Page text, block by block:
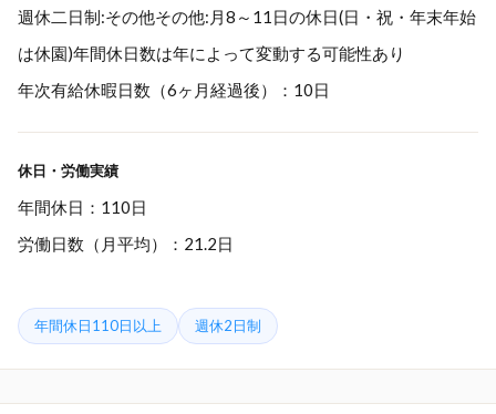
週休二日制:その他その他:月8～11日の休日(日・祝・年末年始
は休園)年間休日数は年によって変動する可能性あり
年次有給休暇日数（6ヶ月経過後）：10日
休日・労働実績
年間休日：110日
労働日数（月平均）：21.2日
年間休日110日以上 週休2日制